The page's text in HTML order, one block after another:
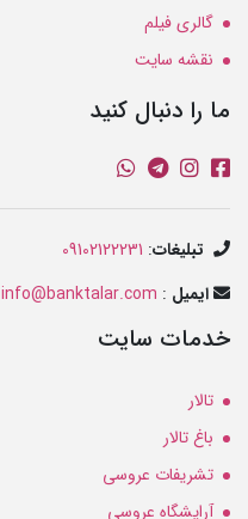
گالری فیلم
نقشه سایت
ما را دنبال کنید
تبلیغات:
09102122231
ایمیل :
info@banktalar.com
خدمات سایت
تالار
باغ تالار
تشریفات عروسی
آرایشگاه عروسی